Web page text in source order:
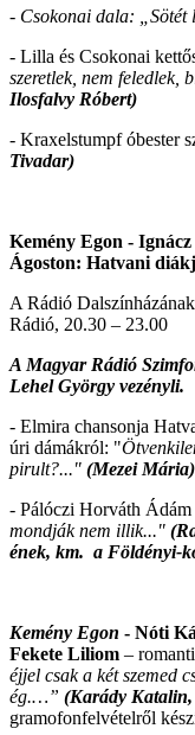
- Csokonai dala:
- Lilla és Csokonai
szeretlek, nem feledlek,
Ilosfalvy Róbert)
- Kraxelstumpf óbester
Tivadar)
Kemény Egon -
Ágoston: Hatvani
A Rádió
Rádió, 20.30 – 23.00
A Magyar Rádió
Lehel György vezényli.
- Elmira chansonja
úri dámákról: "
pirult?..." (Mezei Mária)
- Pálóczi Horváth Ádám
mondják nem illik..."
ének, km. a Földényi-
Kemény Egon - Nóti
Fekete Liliom –
éjjel csak a két szemed
ég.…” (Karády
gramofonfelvételről